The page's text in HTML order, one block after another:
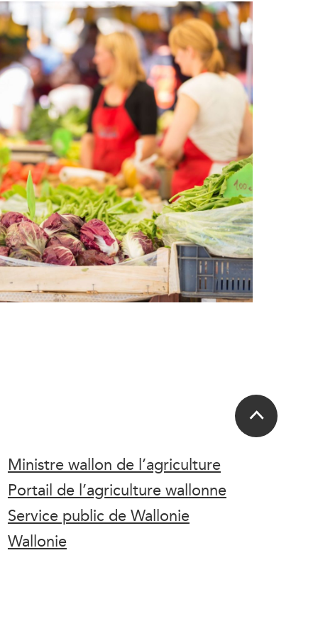
Ministre wallon de l’agriculture
Portail de l’agriculture wallonne
Service public de Wallonie
Wallonie